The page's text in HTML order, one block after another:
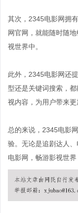
其次，2345电影网拥
网官网，就能随时随
视世界中。
此外，2345电影网还
型还是关键词搜索，
视内容，为用户带来更
总的来说，2345电影
验。无论是追剧达人
电影网，畅游影视世界